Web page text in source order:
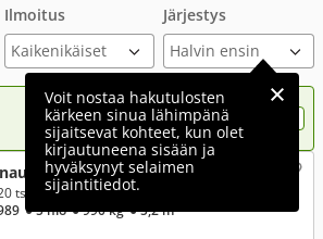
Ilmoitus Järjestys
Voit nostaa hakutulosten
kärkeen sinua lähimpänä
sijaitsevat kohteet, kun olet
kirjautuneena sisään ja
hyväksynyt selaimen
sijaintitiedot.
Nosta ilmoituksesi tähän?
Südwind
tsk
● 5 hlö● 990 kg● 5,2 m